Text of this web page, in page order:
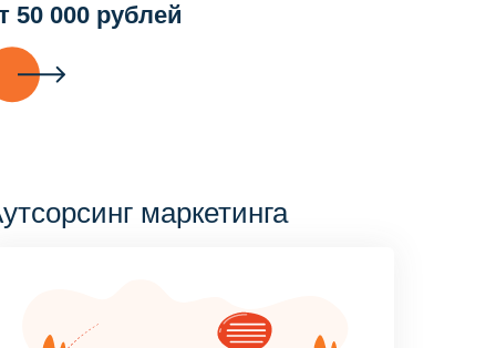
50 000 рублей
маркетинга